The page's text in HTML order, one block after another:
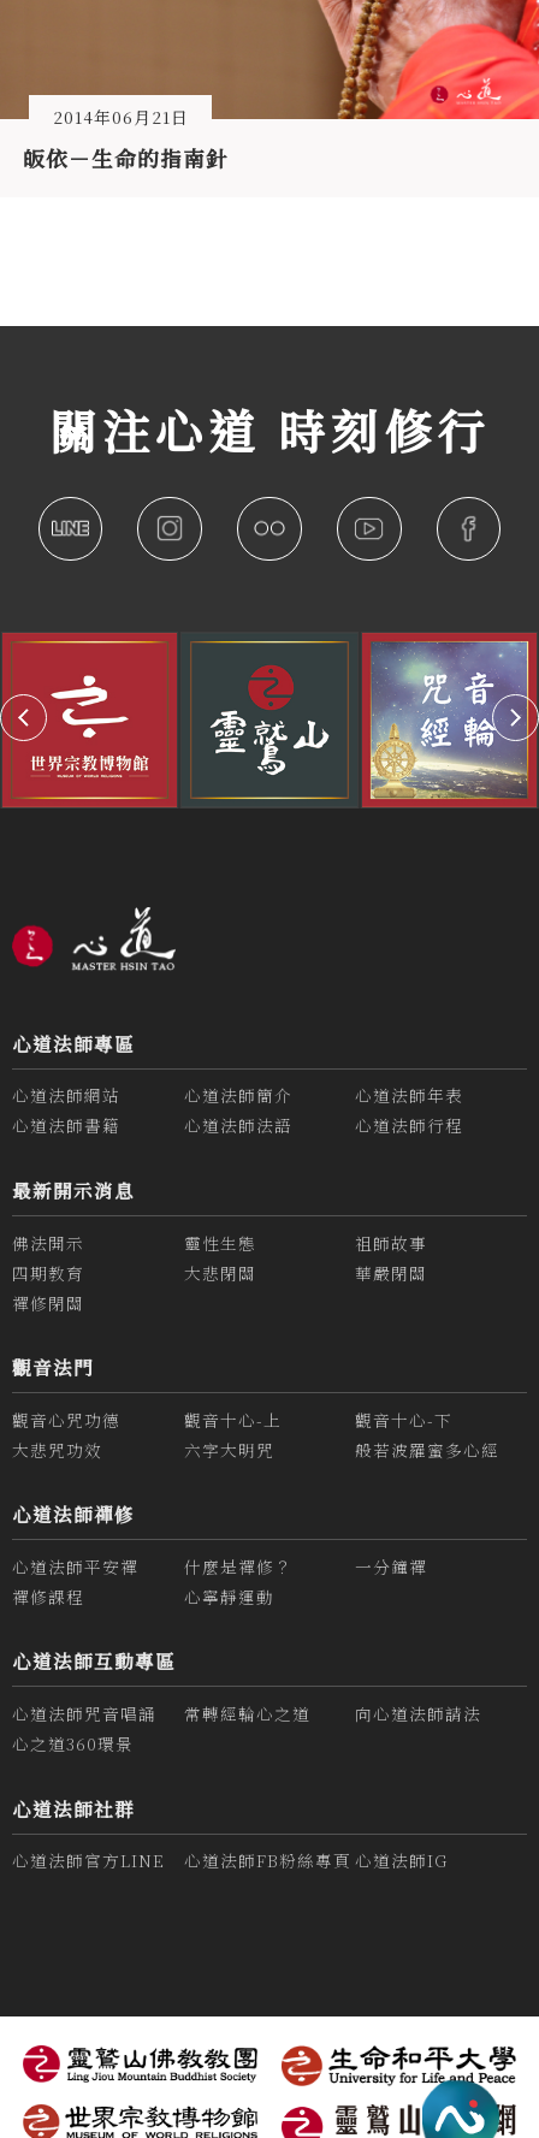
2014年06月21日
皈依－生命的指南針
關注心道 時刻修行
心道法師專區
心道法師網站 心道法師簡介
心道法師年表
心道法師書籍
心道法師法語 心道法師行程
最新開示消息
佛法開示 靈性生態
祖師故事
四期教育
大悲閉關
華嚴閉關
禪修閉關
觀音法門
觀音心咒功德 觀音十心-上
觀音十心-下
大悲咒功效
六字大明咒 般若波羅蜜多心經
心道法師禪修
心道法師平安禪 什麼是禪修？
一分鐘禪
禪修課程
心寧靜運動
心道法師互動專區
心道法師咒音唱誦 常轉經輪心之道
向心道法師請法
心之道360環景
心道法師社群
心道法師官方LINE 心道法師FB粉絲專頁 心道法師IG